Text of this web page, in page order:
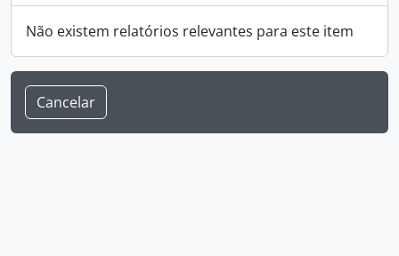
Não existem relatórios relevantes para este item
Cancelar